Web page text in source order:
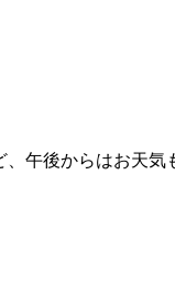
午後からはお天